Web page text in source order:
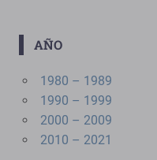
AÑO
1980 – 1989
1990 – 1999
2000 – 2009
2010 – 2021